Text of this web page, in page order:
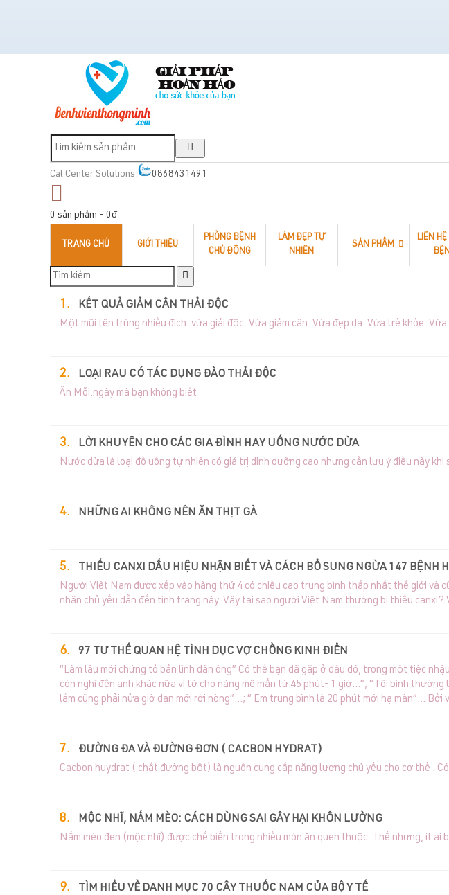
Cal Center Solutions: 0868431491
0 sản phẩm - 0đ
TRANG CHỦ GIỚI THIỆU
PHÒNG BỆNH
CHỦ ĐỘNG
LÀM ĐẸP TỰ
NHIÊN
SẢN PHẨM
LIÊN
KẾT QUẢ GIẢM CÂN THẢI ĐỘC
Một mũi tên trúng nhiều đích: vừa giải độc. Vừa giảm cân. Vừa đẹp da. Vừa trẻ khỏe.
LOẠI RAU CÓ TÁC DỤNG ĐÀO THẢI ĐỘC
Ăn Mỗi.ngày mà bạn không biết
LỜI KHUYÊN CHO CÁC GIA ĐÌNH HAY UỐNG NƯỚC DỪA
Nước dừa là loại đồ uống tự nhiên có giá trị dinh dưỡng cao nhưng cần lưu ý điều này khi
NHỮNG AI KHÔNG NÊN ĂN THỊT GÀ
THIẾU CANXI DẤU HIỆU NHẬN BIẾT VÀ CÁCH BỔ SUNG NGỪA 147 BỆNH
Người Việt Nam được xếp vào hàng thứ 4 có chiều cao trung bình thấp nhất thế giới và
nhân chủ yếu dẫn đến tình trạng này. Vậy tại sao người Việt Nam thường bị thiếu
97 TƯ THẾ QUAN HỆ TÌNH DỤC VỢ CHỒNG KINH ĐIỂN
“Làm lâu mới chứng tỏ bản lĩnh đàn ông” Có thể bạn đã gặp ở đâu đó, trong một tiệc
còn nghĩ đến anh khác nữa vì tớ cho nàng mê mẩn từ 45 phút- 1 giờ…”; “Tôi bình
lắm cũng phải nửa giờ đạn mới rời nòng”…; “ Em trung bình là 20 phút mới hạ màn”…
ĐƯỜNG ĐA VÀ ĐƯỜNG ĐƠN ( CACBON HYDRAT)
Cacbon huydrat ( chất đường bột) là nguồn cung cấp năng lượng chủ yếu cho cơ thể .
MỘC NHĨ, NẤM MÈO: CÁCH DÙNG SAI GÂY HẠI KHÔN LƯỜNG
Nấm mèo đen (mộc nhĩ) được chế biến trong nhiều món ăn quen thuộc. Thế nhưng, ít
TÌM HIỂU VỀ DANH MỤC 70 CÂY THUỐC NAM CỦA BỘ Y TẾ